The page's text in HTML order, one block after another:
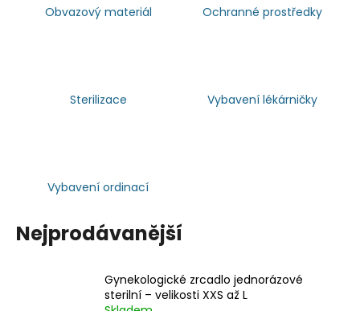
Obvazový materiál Ochranné prostředky
Sterilizace Vybavení lékárničky
Vybavení ordinací
Nejprodávanější
Gynekologické zrcadlo jednorázové
sterilní – velikosti XXS až L